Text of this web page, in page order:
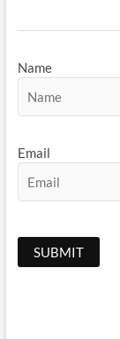
Name
Email